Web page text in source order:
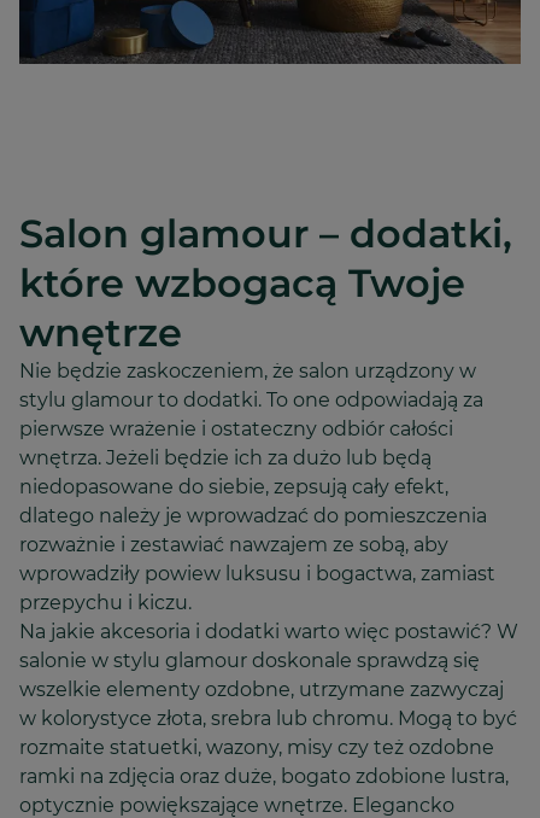
Salon glamour – dodatki,
które wzbogacą Twoje
wnętrze
Nie będzie zaskoczeniem, że salon urządzony w
stylu glamour to dodatki. To one odpowiadają za
pierwsze wrażenie i ostateczny odbiór całości
wnętrza. Jeżeli będzie ich za dużo lub będą
niedopasowane do siebie, zepsują cały efekt,
dlatego należy je wprowadzać do pomieszczenia
rozważnie i zestawiać nawzajem ze sobą, aby
wprowadziły powiew luksusu i bogactwa, zamiast
przepychu i kiczu.
Na jakie akcesoria i dodatki warto więc postawić? W
salonie w stylu glamour doskonale sprawdzą się
wszelkie elementy ozdobne, utrzymane zazwyczaj
w kolorystyce złota, srebra lub chromu. Mogą to być
rozmaite statuetki, wazony, misy czy też ozdobne
ramki na zdjęcia oraz duże, bogato zdobione lustra,
optycznie powiększające wnętrze. Elegancko